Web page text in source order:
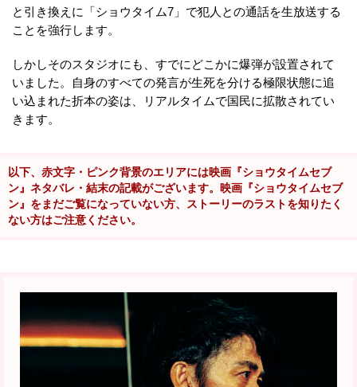
と引き換えに「ショウタイム7」で犯人との通話を生放送する
ことを強行します。
しかしそのスタジオにも、すでにどこかに爆弾が設置されて
いました。自身のすべての発言が生死を分ける極限状態に追
い込まれた折本の姿は、リアルタイムで国民に拡散されてい
きます。
以下、赤文字・ピンク背景のエリアには映画『ショウタイムセブ
ン』ネタバレ・結末の記載がございます。映画『ショウタイムセブ
ン』をまだご覧になっていない方、ストーリーのラストを知りたく
ない方はご注意ください。